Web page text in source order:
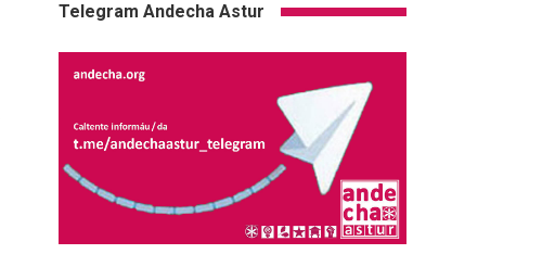
Telegram Andecha Astur